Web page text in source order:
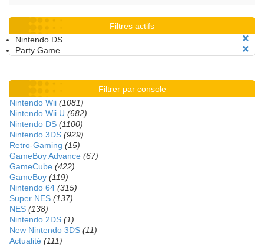
Filtres actifs
Nintendo DS
Party Game
Filtrer par console
Nintendo Wii (1081)
Nintendo Wii U (682)
Nintendo DS (1100)
Nintendo 3DS (929)
Retro-Gaming (15)
GameBoy Advance (67)
GameCube (422)
GameBoy (119)
Nintendo 64 (315)
Super NES (137)
NES (138)
Nintendo 2DS (1)
New Nintendo 3DS (11)
Actualité (111)